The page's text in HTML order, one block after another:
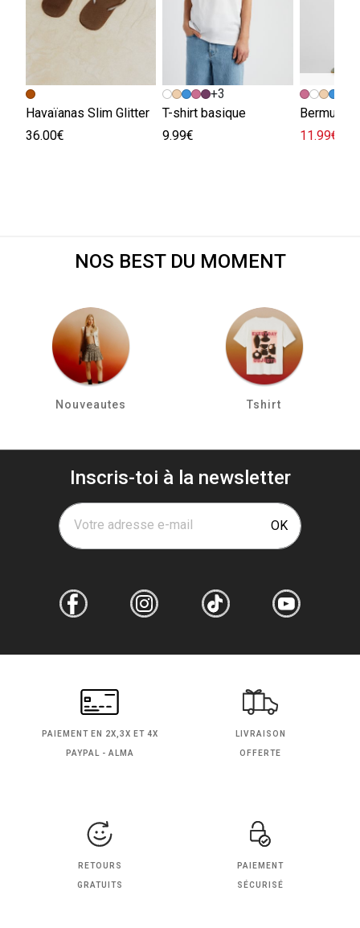
Havaïanas Slim Glitter
36.00€
+3
T-shirt basique
9.99€
Bermuda
11.99€
NOS BEST DU MOMENT
Nouveautes Tshirt
Inscris-toi à la newsletter
Votre adresse e-mail OK
PAIEMENT EN 2X,3X ET 4X
PAYPAL - ALMA
LIVRAISON
OFFERTE
RETOURS
GRATUITS
PAIEMENT
SÉCURISÉ